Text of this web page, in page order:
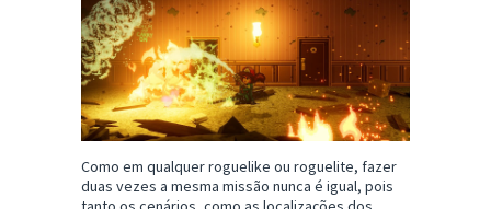
Como em qualquer roguelike ou roguelite, fazer
duas vezes a mesma missão nunca é igual, pois